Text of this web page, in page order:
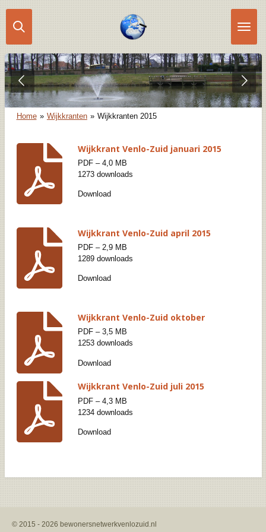
Ga
direct
de
hoofdinhoud
Home » Wijkkranten » Wijkkranten 2015
Wijkkrant Venlo-Zuid januari 2015
PDF – 4,0 MB
1273 downloads
Download
Wijkkrant Venlo-Zuid april 2015
PDF – 2,9 MB
1289 downloads
Download
Wijkkrant Venlo-Zuid oktober
PDF – 3,5 MB
1253 downloads
Download
Wijkkrant Venlo-Zuid juli 2015
PDF – 4,3 MB
1234 downloads
Download
© 2015 - 2026 bewonersnetwerkvenlozuid.nl